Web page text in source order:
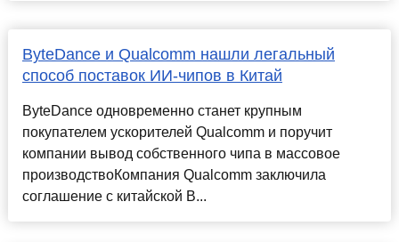
ByteDance и Qualcomm нашли легальный
способ поставок ИИ-чипов в Китай
ByteDance одновременно станет крупным
покупателем ускорителей Qualcomm и поручит
компании вывод собственного чипа в массовое
производствоКомпания Qualcomm заключила
соглашение с китайской B...